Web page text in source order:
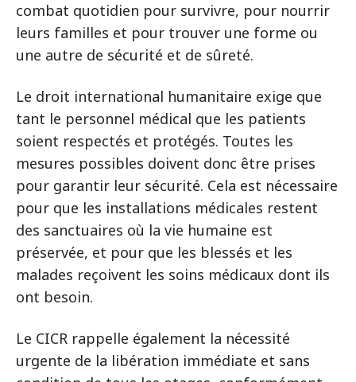
combat quotidien pour survivre, pour nourrir
leurs familles et pour trouver une forme ou
une autre de sécurité et de sûreté.
Le droit international humanitaire exige que
tant le personnel médical que les patients
soient respectés et protégés. Toutes les
mesures possibles doivent donc être prises
pour garantir leur sécurité. Cela est nécessaire
pour que les installations médicales restent
des sanctuaires où la vie humaine est
préservée, et pour que les blessés et les
malades reçoivent les soins médicaux dont ils
ont besoin.
Le CICR rappelle également la nécessité
urgente de la libération immédiate et sans